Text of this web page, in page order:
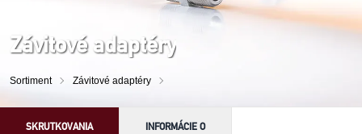
Závitové adaptéry
Sortiment Závitové adaptéry
SKRUTKOVANIA INFORMÁCIE O